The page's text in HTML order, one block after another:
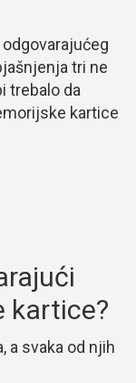
tri ne
trebalo da
kartice
kartice?
a svaka od njih